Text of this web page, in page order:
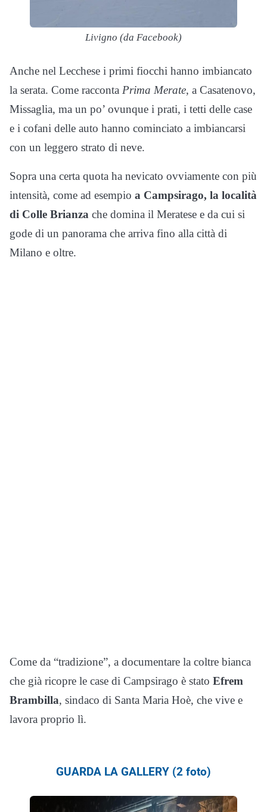
Livigno (da Facebook)
Anche nel Lecchese i primi fiocchi hanno imbiancato
la serata. Come racconta Prima Merate, a Casatenovo,
Missaglia, ma un po’ ovunque i prati, i tetti delle case
e i cofani delle auto hanno cominciato a imbiancarsi
con un leggero strato di neve.
Sopra una certa quota ha nevicato ovviamente con più
intensità, come ad esempio a Campsirago, la località
di Colle Brianza che domina il Meratese e da cui si
gode di un panorama che arriva fino alla città di
Milano e oltre.
Come da “tradizione”, a documentare la coltre bianca
che già ricopre le case di Campsirago è stato Efrem
Brambilla, sindaco di Santa Maria Hoè, che vive e
lavora proprio lì.
GUARDA LA GALLERY (2 foto)